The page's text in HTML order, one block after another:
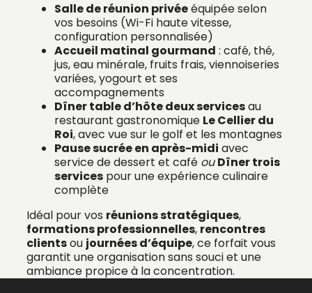
Salle de réunion privéeéquipée selon
vos besoins (Wi-Fi haute vitesse,
configuration personnalisée)
Accueil matinal gourmand : café, thé,
jus, eau minérale, fruits frais, viennoiseries
variées, yogourt et ses
accompagnements
Dîner table d’hôte deux servicesau
restaurant gastronomique Le Cellier du
Roi, avec vue sur le golf et les montagnes
Pause sucrée en après-midi avec
service de dessert et café ouDîner trois
services pour une expérience culinaire
complète
Idéal pour vos réunions stratégiques,
formations professionnelles, rencontres
clientsou journées d’équipe, ce forfait vous
garantit une organisation sans souci et une
ambiance propice à la concentration.